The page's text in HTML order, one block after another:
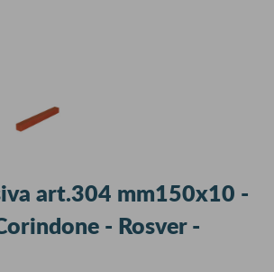
art.304 mm150x10 -
- Rosver -